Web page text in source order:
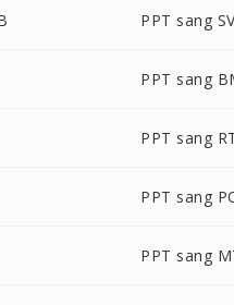
PPT sang
PPT sang
PPT sang
PPT sang
PPT sang